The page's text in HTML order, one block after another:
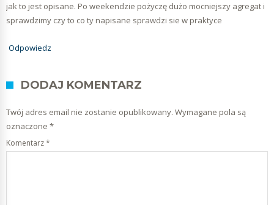
jak to jest opisane. Po weekendzie pożyczę dużo mocniejszy agregat i
sprawdzimy czy to co ty napisane sprawdzi sie w praktyce
Odpowiedz
DODAJ KOMENTARZ
Twój adres email nie zostanie opublikowany. Wymagane pola są
oznaczone *
Komentarz*